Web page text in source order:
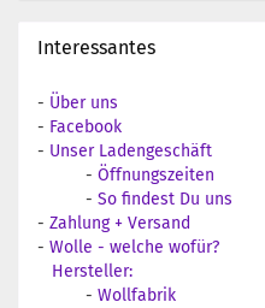
Interessantes
- Über uns
- Facebook
- Unser Ladengeschäft
- Öffnungszeiten
- So findest Du uns
- Zahlung + Versand
- Wolle - welche wofür?
Hersteller:
- Wollfabrik